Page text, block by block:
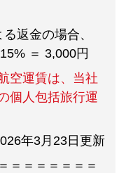
返金の場合、
＝ 3,000円
空運賃は、当社
個人包括旅行運
年3月23日更新
＝＝＝＝＝＝＝